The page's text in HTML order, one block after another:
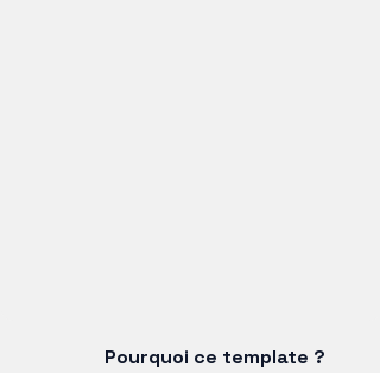
Pourquoi ce template ?